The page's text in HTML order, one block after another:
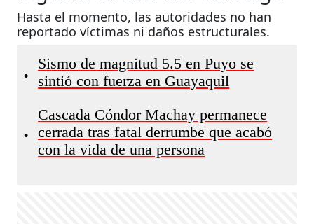
Hasta el momento, las autoridades no han
reportado víctimas ni daños estructurales.
•
Sismo de magnitud 5.5 en Puyo se
sintió con fuerza en Guayaquil
•
Cascada Cóndor Machay permanece
cerrada tras fatal derrumbe que acabó
con la vida de una persona